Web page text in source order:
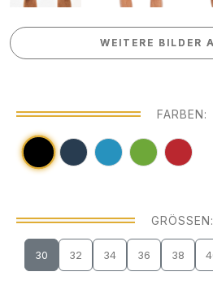
WEITERE BILDER
WEITERE BILDER
FARBEN:
GRÖSSEN:
30 32 34 36 38